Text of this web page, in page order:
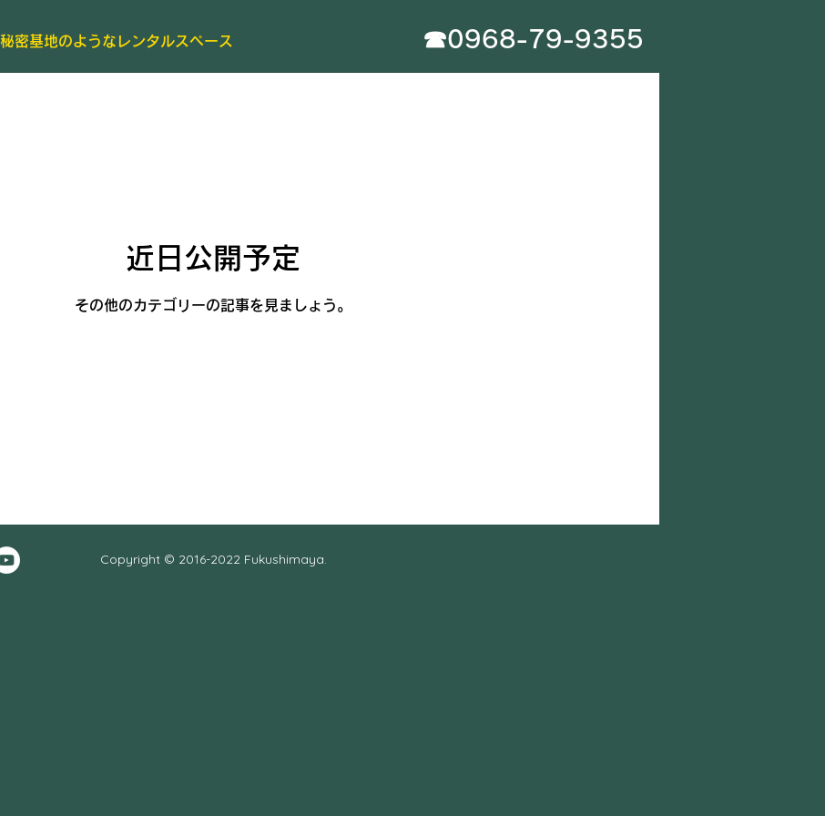
秘密基地のようなレンタルスペース ​☎0968-79-9355
近日公開予定
その他のカテゴリーの記事を見ましょう。
Copyright © 2016-2022 Fukushimaya.